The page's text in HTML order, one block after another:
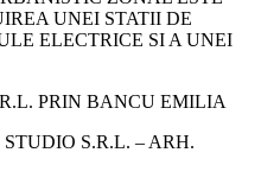
UNEI STATII DE
ELECTRICE SI A UNEI
PRIN BANCU EMILIA
STUDIO S.R.L. – ARH.